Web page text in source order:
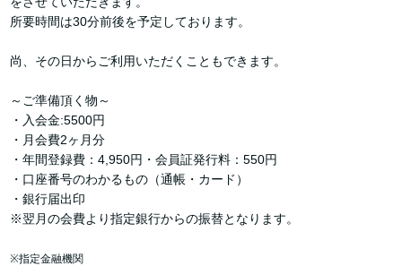
所要時間は30分前後を予定しております。
尚、その日からご利用いただくこともできます。
～ご準備頂く物～
・入会金:5500円
・月会費2ヶ月分
・年間登録費：4,950円・会員証発行料：550円
・口座番号のわかるもの（通帳・カード）
・銀行届出印
※翌月の会費より指定銀行からの振替となります。
※指定金融機関